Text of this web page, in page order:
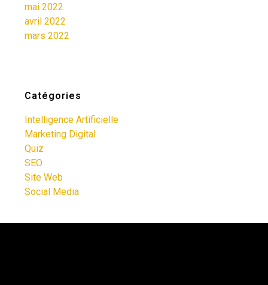
mai 2022
avril 2022
mars 2022
Catégories
Intelligence Artificielle
Marketing Digital
Quiz
SEO
Site Web
Social Media